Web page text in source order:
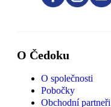
O Čedoku
O společnosti
Pobočky
Obchodní partneři